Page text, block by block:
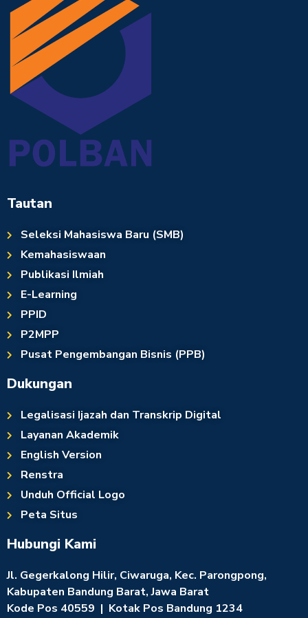
Tautan
Seleksi Mahasiswa Baru (SMB)
Kemahasiswaan
Publikasi Ilmiah
E-Learning
PPID
P2MPP
Pusat Pengembangan Bisnis (PPB)
Dukungan
Legalisasi Ijazah dan Transkrip Digital
Layanan Akademik
English Version
Renstra
Unduh Official Logo
Peta Situs
Hubungi Kami
Jl. Gegerkalong Hilir, Ciwaruga, Kec. Parongpong,
Kabupaten Bandung Barat, Jawa Barat
Kode Pos 40559 | Kotak Pos Bandung 1234